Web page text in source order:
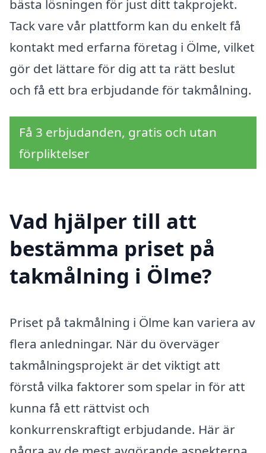
bästa lösningen för just ditt takprojekt.
Tack vare vår plattform kan du enkelt få
kontakt med erfarna företag i Ölme, vilket
gör det lättare för dig att ta rätt beslut
och få ett bra erbjudande för takmålning.
Få 3 erbjudanden, gratis och utan
förpliktelser
Vad hjälper till att
bestämma priset på
takmålning i Ölme?
Priset på takmålning i Ölme kan variera av
flera anledningar. När du överväger
takmålningsprojekt är det viktigt att
förstå vilka faktorer som spelar in för att
kunna få ett rättvist och
konkurrenskraftigt erbjudande. Här är